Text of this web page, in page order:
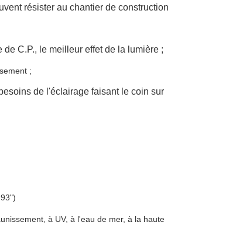
résister au chantier de construction
C.P., le meilleur effet de la lumière ;
;
besoins de l'éclairage faisant le coin sur
à UV, à l'eau de mer, à la haute